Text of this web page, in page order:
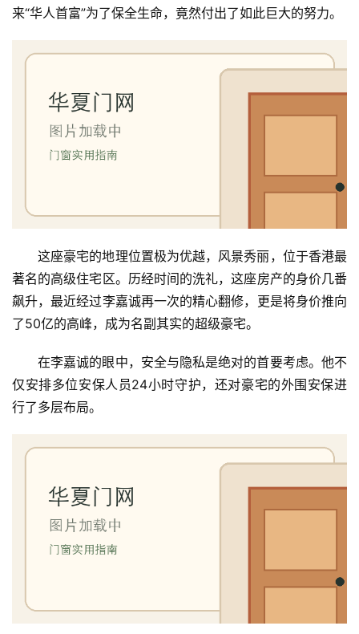
来“华人首富”为了保全生命，竟然付出了如此巨大的努力。
这座豪宅的地理位置极为优越，风景秀丽，位于香港最
著名的高级住宅区。历经时间的洗礼，这座房产的身价几番
飙升，最近经过李嘉诚再一次的精心翻修，更是将身价推向
了50亿的高峰，成为名副其实的超级豪宅。
在李嘉诚的眼中，安全与隐私是绝对的首要考虑。他不
仅安排多位安保人员24小时守护，还对豪宅的外围安保进
行了多层布局。